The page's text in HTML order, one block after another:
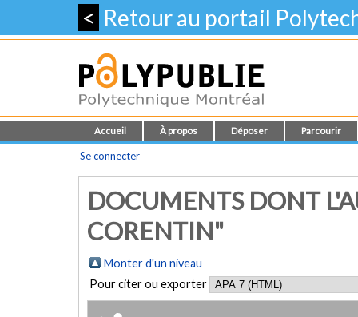
< Retour au portail
Accueil À propos Déposer Parcourir
Se connecter
DOCUMENTS DONT
CORENTIN"
Monter d'un niveau
Pour citer ou exporter